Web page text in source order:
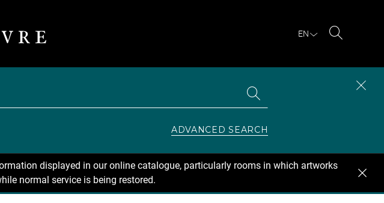
EN
ADVANCED SEARCH
displayed in our online catalogue, particularly rooms in which artworks
normal service is being restored.